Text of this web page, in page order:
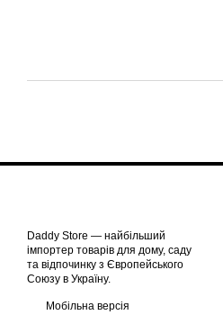
Daddy Store — найбільший
імпортер товарів для дому, саду
та відпочинку з Європейського
Союзу в Україну.
Мобільна версія